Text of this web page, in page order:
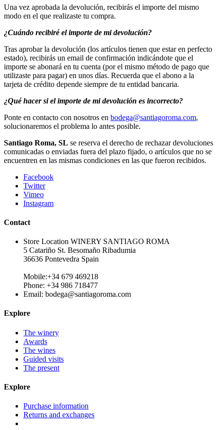
Una vez aprobada la devolución, recibirás el importe del mismo
modo en el que realizaste tu compra.
¿Cuándo recibiré el importe de mi devolución?
Tras aprobar la devolución (los artículos tienen que estar en perfecto
estado), recibirás un email de confirmación indicándote que el
importe se abonará en tu cuenta (por el mismo método de pago que
utilizaste para pagar) en unos días. Recuerda que el abono a la
tarjeta de crédito depende siempre de tu entidad bancaria.
¿Qué hacer si el importe de mi devolución es incorrecto?
Ponte en contacto con nosotros en bodega@santiagoroma.com,
solucionaremos el problema lo antes posible.
Santiago Roma, SL se reserva el derecho de rechazar devoluciones
comunicadas o enviadas fuera del plazo fijado, o artículos que no se
encuentren en las mismas condiciones en las que fueron recibidos.
Facebook
Twitter
Vimeo
Instagram
Contact
Store Location WINERY SANTIAGO ROMA
5 Catariño St. Besomaño Ribadumia
36636 Pontevedra Spain
Mobile:+34 679 469218
Phone: +34 986 718477
Email: bodega@santiagoroma.com
Explore
The winery
Awards
The wines
Guided visits
The present
Explore
Purchase information
Returns and exchanges